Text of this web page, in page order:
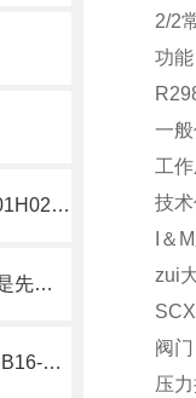
MTS传位移感器RH5MA0600M01H021S1011G8现货支持
ASCO电磁阀怎么选择直动式还是先导式？
Rickmeier齿轮泵R35/63 FL-Z-DB16-W-SAE2-R为石油系统保驾护航
2/2
功能
一
工
技
I＆
zui
阀门
压